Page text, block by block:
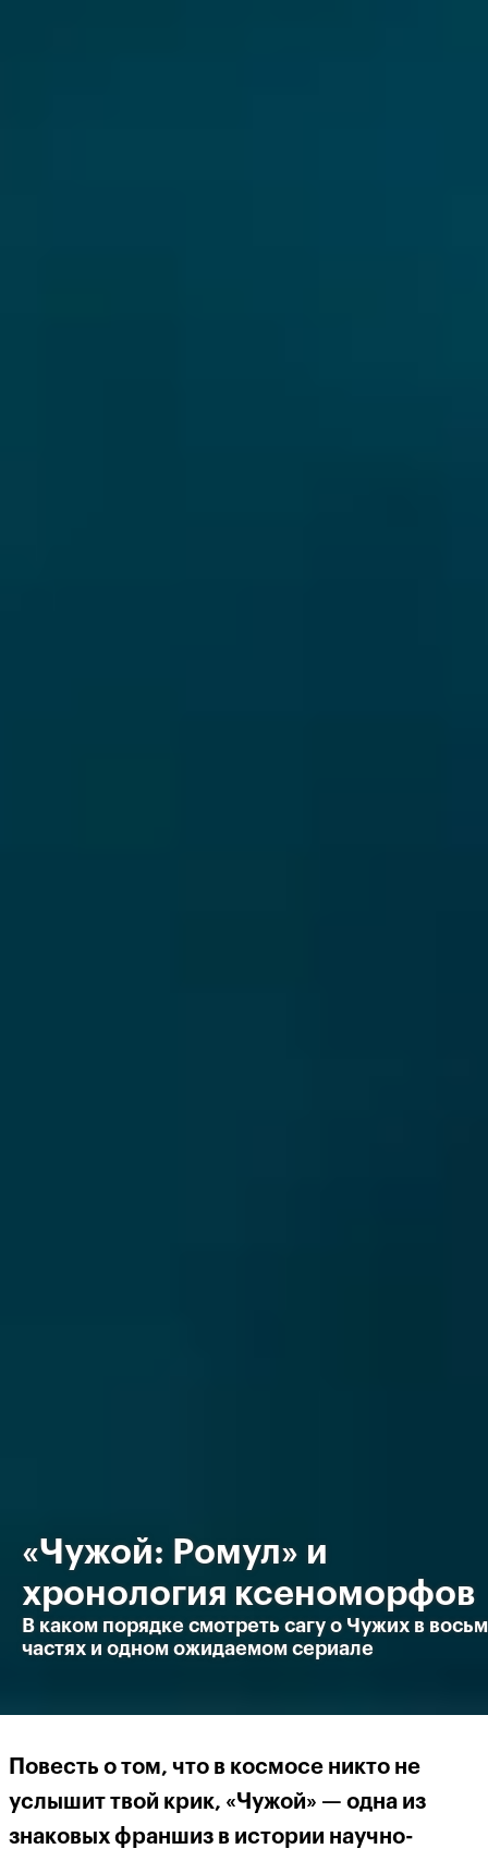
«Чужой: Ромул» и
хронология ксеноморфов
В каком порядке смотреть сагу о Чужих в
частях и одном ожидаемом сериале
Повесть о том, что в космосе никто не
услышит твой крик, «Чужой» — одна из
знаковых франшиз в истории научно-